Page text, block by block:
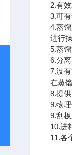
2.有
3.可
4.蒸
进行
5.蒸
6.分
7.没
在蒸
8.提
9.物
9.刮
10.进
11.各